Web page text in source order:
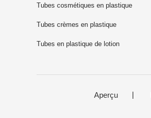
Tubes cosmétiques en plastique
Tubes crèmes en plastique
Tubes en plastique de lotion
Aperçu